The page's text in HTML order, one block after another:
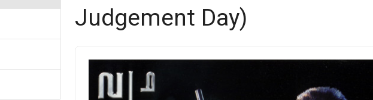
Judgement Day)